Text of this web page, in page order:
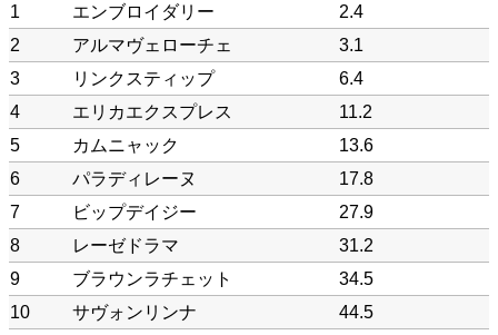
1
エンブロイダリー
2.4
2
アルマヴェローチェ
3.1
3
リンクスティップ
6.4
4
エリカエクスプレス
11.2
5
カムニャック
13.6
6
パラディレーヌ
17.8
7
ビップデイジー
27.9
8
レーゼドラマ
31.2
9
ブラウンラチェット
34.5
10
サヴォンリンナ
44.5